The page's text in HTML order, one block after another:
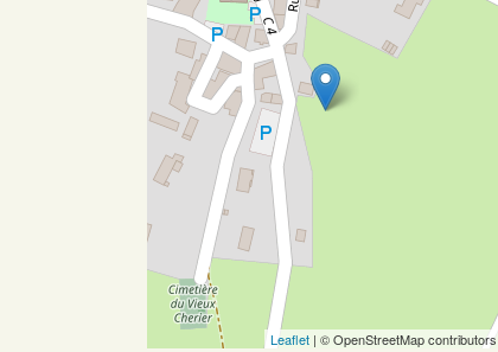
Leaflet | © OpenStreetMap contributors